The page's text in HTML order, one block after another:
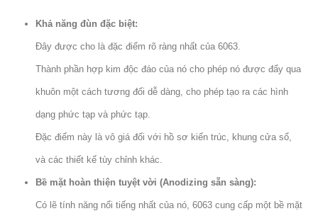
Khả năng đùn đặc biệt:
Đây được cho là đặc điểm rõ ràng nhất của 6063.
Thành phần hợp kim độc đáo của nó cho phép nó được đẩy qua
khuôn một cách tương đối dễ dàng, cho phép tạo ra các hình
dạng phức tạp và phức tạp.
Đặc điểm này là vô giá đối với hồ sơ kiến ​​trúc, khung cửa sổ,
và các thiết kế tùy chỉnh khác.
Bề mặt hoàn thiện tuyệt vời (Anodizing sẵn sàng):
Có lẽ tính năng nổi tiếng nhất của nó, 6063 cung cấp một bề mặt